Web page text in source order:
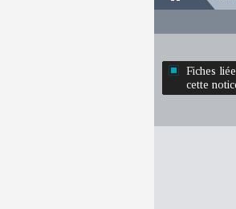
Fiches
cette